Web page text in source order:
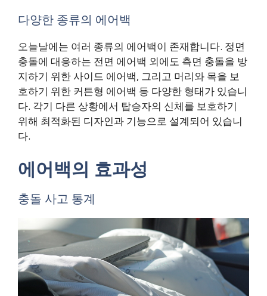
다양한 종류의 에어백
오늘날에는 여러 종류의 에어백이 존재합니다. 정면
충돌에 대응하는 전면 에어백 외에도 측면 충돌을 방
지하기 위한 사이드 에어백, 그리고 머리와 목을 보
호하기 위한 커튼형 에어백 등 다양한 형태가 있습니
다. 각기 다른 상황에서 탑승자의 신체를 보호하기
위해 최적화된 디자인과 기능으로 설계되어 있습니
다.
에어백의 효과성
충돌 사고 통계